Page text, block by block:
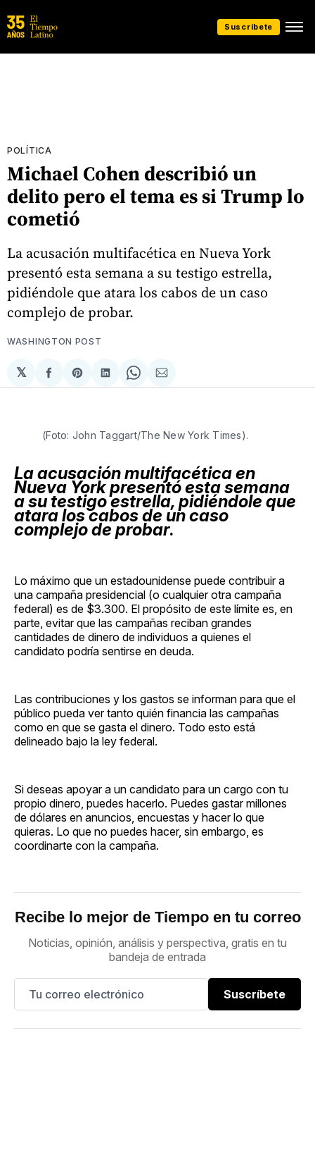
Suscríbete
POLÍTICA
Michael Cohen describió un
delito pero el tema es si Trump lo
cometió
La acusación multifacética en Nueva York
presentó esta semana a su testigo estrella,
pidiéndole que atara los cabos de un caso
complejo de probar.
WASHINGTON POST
𝕏
Compartir
en
Share
on
Compartir
en
Share
on
Compartir
via
(Foto: John Taggart/The New York Times).
La acusación multifacética en
Nueva York presentó esta semana
a su testigo estrella, pidiéndole que
atara los cabos de un caso
complejo de probar.
Lo máximo que un estadounidense puede contribuir a
una campaña presidencial (o cualquier otra campaña
federal) es de $3.300. El propósito de este límite es, en
parte, evitar que las campañas reciban grandes
cantidades de dinero de individuos a quienes el
candidato podría sentirse en deuda.
Las contribuciones y los gastos se informan para que el
público pueda ver tanto quién financia las campañas
como en que se gasta el dinero. Todo esto está
delineado bajo la ley federal.
Si deseas apoyar a un candidato para un cargo con tu
propio dinero, puedes hacerlo. Puedes gastar millones
de dólares en anuncios, encuestas y hacer lo que
quieras. Lo que no puedes hacer, sin embargo, es
coordinarte con la campaña.
Recibe lo mejor de Tiempo en tu correo
Noticias, opinión, análisis y perspectiva, gratis en tu
bandeja de entrada
Suscríbete